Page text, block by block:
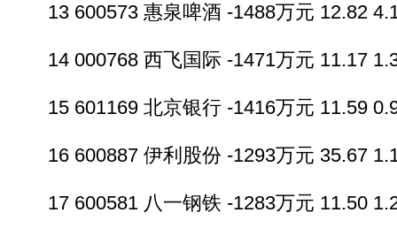
13 600573 惠泉啤酒 -1488万元 12.82
14 000768 西飞国际 -1471万元 11.17
15 601169 北京银行 -1416万元 11.59
16 600887 伊利股份 -1293万元 35.67
17 600581 八一钢铁 -1283万元 11.50